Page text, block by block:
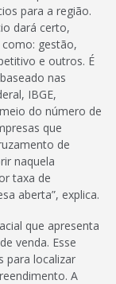
para a região.
dará certo,
gestão,
e outros. É
nas
IBGE,
do número de
que
de
naquela
taxa de
aberta”, explica.
que apresenta
venda. Esse
para localizar
A